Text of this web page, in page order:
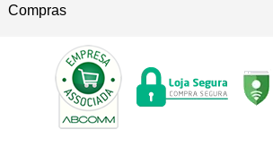
Compras